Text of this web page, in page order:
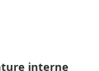
interne